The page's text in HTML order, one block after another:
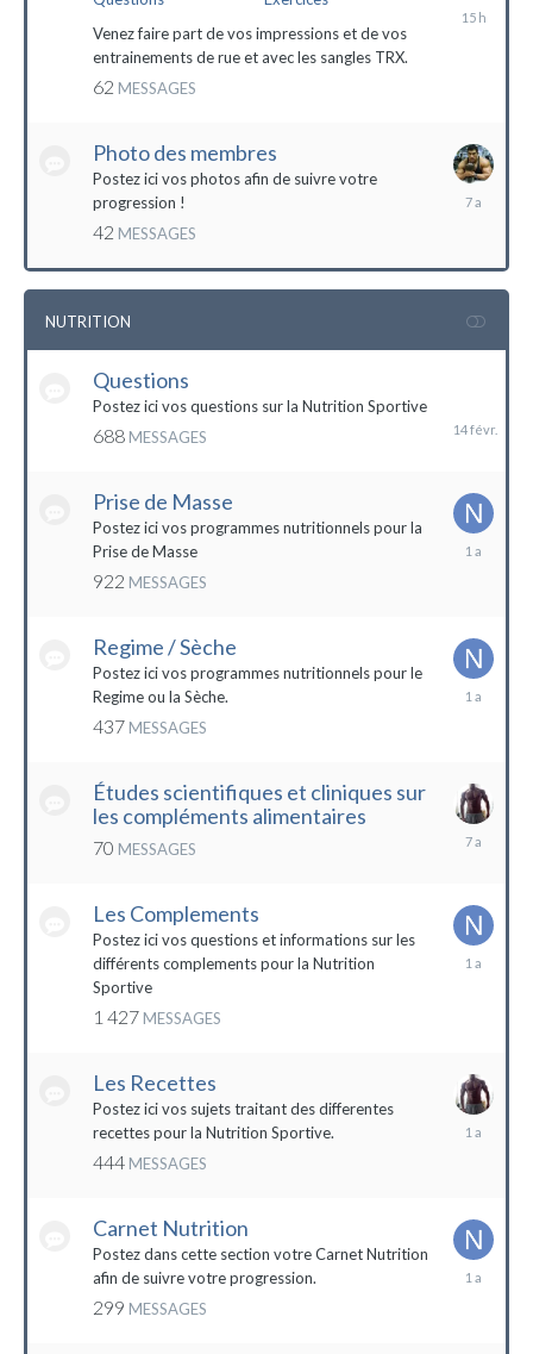
Venez faire part de vos impressions et de vos
entrainements de rue et avec les sangles TRX.
62 MESSAGES
Photo des membres
Postez ici vos photos afin de suivre votre
progression !
42 MESSAGES
18
NUTRITION
Questions
Postez ici vos questions sur la Nutrition Sportive
688 MESSAGES
Prise de Masse
Postez ici vos programmes nutritionnels pour la
Prise de Masse
922 MESSAGES
19
Regime / Sèche
Postez ici vos programmes nutritionnels pour le
Regime ou la Sèche.
437 MESSAGES
18
Études scientifiques et cliniques sur
les compléments alimentaires
70 MESSAGES
18
Les Complements
Postez ici vos questions et informations sur les
différents complements pour la Nutrition
Sportive
1 427 MESSAGES
Les Recettes
Postez ici vos sujets traitant des differentes
recettes pour la Nutrition Sportive.
444 MESSAGES
Carnet Nutrition
Postez dans cette section votre Carnet Nutrition
afin de suivre votre progression.
299 MESSAGES
13